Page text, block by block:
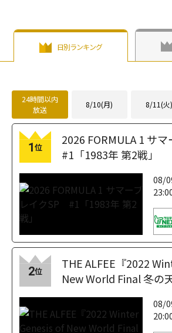
日別ランキング
24時間以内
放送
8/10(月) 8/11(火)
1位
2026 FORMULA 1 サ
#1「1983年 第2戦」
08/
2位
THE ALFEE『2022
New World Final 冬の
08/